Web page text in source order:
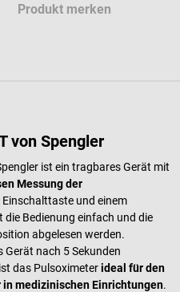
Produkt merken
von Spengler
ist ein tragbares Gerät mit
Messung der
Einschalttaste und einem
die Bedienung einfach und die
abgelesen werden.
Gerät nach 5 Sekunden
das Pulsoximeterideal für den
in medizinischen Einrichtungen.